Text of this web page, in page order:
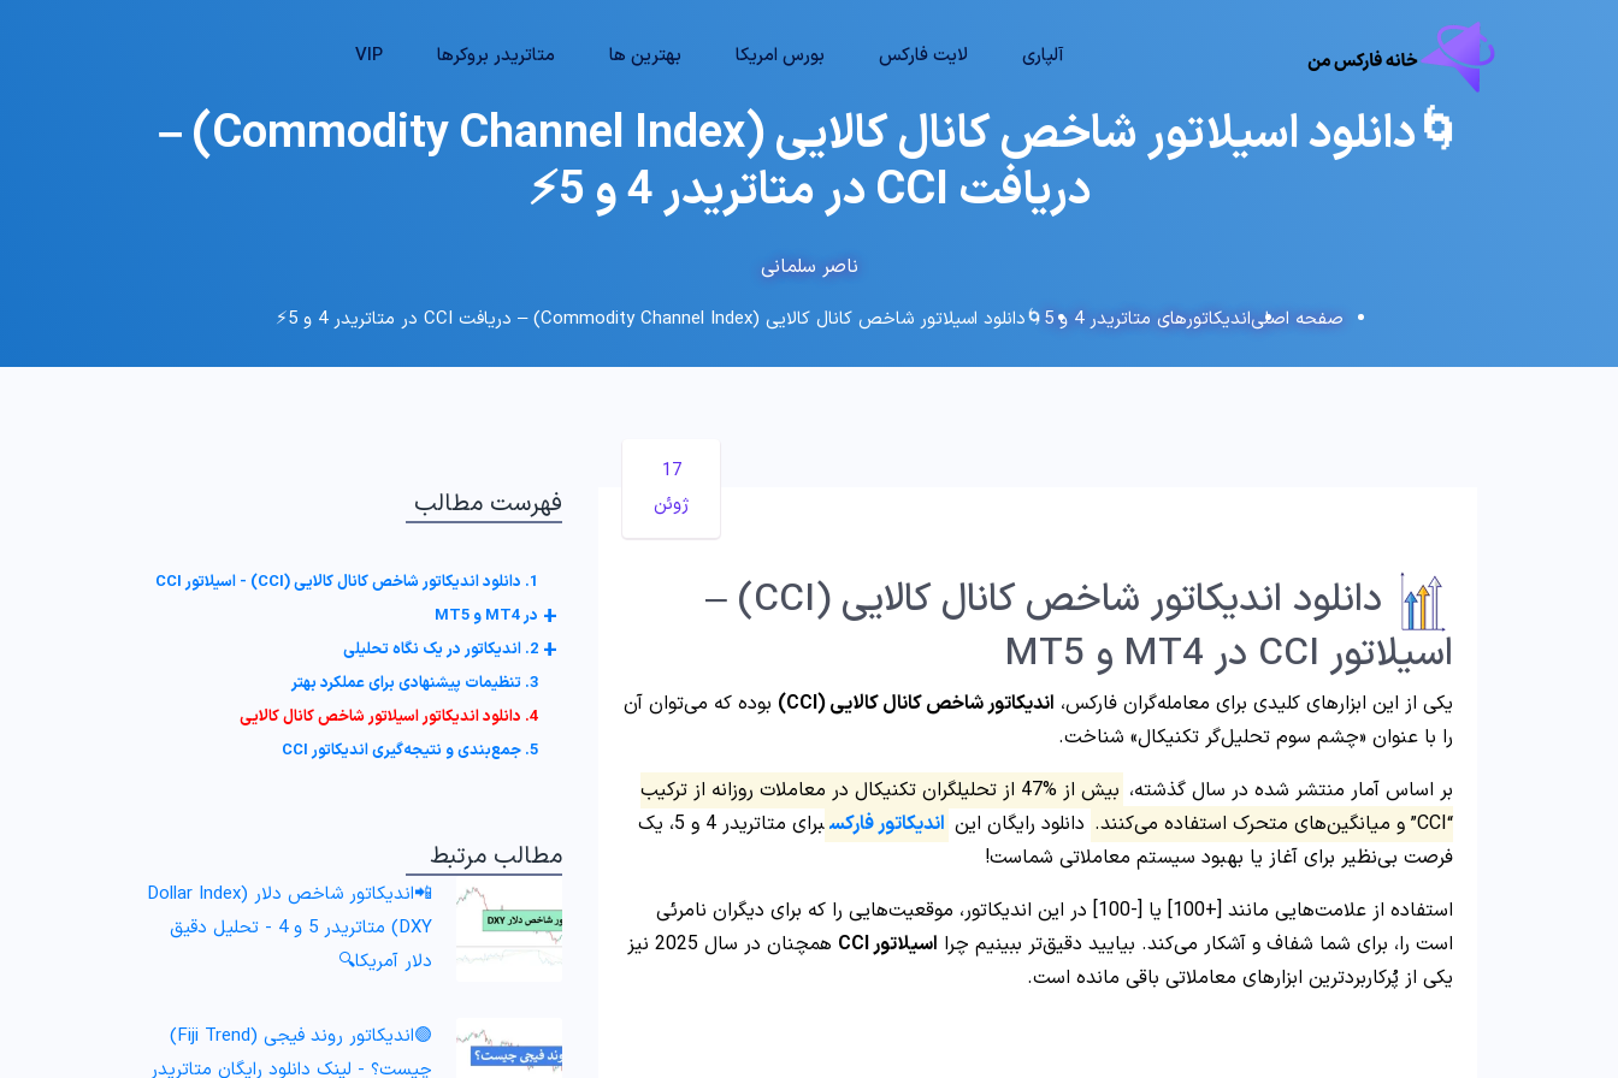
آلپاری لایت فارکس بورس امریکا بهترین ها متاتریدر بروکرها VIP
🌀دانلود اسیلاتور شاخص کانال کالایی (Commodity Channel Index) –
دریافت CCI در متاتریدر 4 و 5⚡
ناصر سلمانی
صفحه اصلیاندیکاتورهای متاتریدر 4 و 5 🌀دانلود اسیلاتور شاخص کانال کالایی (Commodity Channel Index) – دریافت CCI در متاتریدر 4 و 5⚡
17
ژوئن
دانلود اندیکاتور شاخص کانال کالایی (CCI) –
اسیلاتور CCI در MT4 و MT5
یکی از این ابزارهای کلیدی برای معامله‌گران فارکس، اندیکاتور شاخص کانال کالایی (CCI)
بوده که می‌توان آن
را با عنوان «چشم سوم تحلیل‌گر تکنیکال» شناخت.
بر اساس آمار منتشر شده در سال گذشته،
بیش از %47 از تحلیلگران تکنیکال در معاملات روزانه از ترکیب
“CCI” و میانگین‌های متحرک استفاده می‌کنند.
دانلود رایگان این اندیکاتور فارکس
برای متاتریدر 4 و 5، یک
فرصت بی‌نظیر برای آغاز یا بهبود سیستم معاملاتی شماست!
استفاده از علامت‌هایی مانند [+100] یا [-100] در این اندیکاتور، موقعیت‌هایی را که برای دیگران نامرئی
است را، برای شما شفاف و آشکار می‌کند. بیایید دقیق‌تر ببینیم چرا اسیلاتور CCI
همچنان در سال 2025 نیز
یکی از پُرکاربردترین ابزارهای معاملاتی باقی مانده است.
فهرست مطالب
1. دانلود اندیکاتور شاخص کانال کالایی (CCI) - اسیلاتور CCI
در MT4 و MT5 +
2. اندیکاتور در یک نگاه تحلیلی +
3. تنظیمات پیشنهادی برای عملکرد بهتر
4. دانلود اندیکاتور اسیلاتور شاخص کانال کالایی
5. جمع‌بندی و نتیجه‌گیری اندیکاتور CCI
مطالب مرتبط
📲اندیکاتور شاخص دلار (Dollar Index
DXY) متاتریدر 5 و 4 - تحلیل دقیق
دلار آمریکا🔍
🟣اندیکاتور روند فیجی (Fiji Trend)
چیست؟ - لینک دانلود رایگان متاتریدر